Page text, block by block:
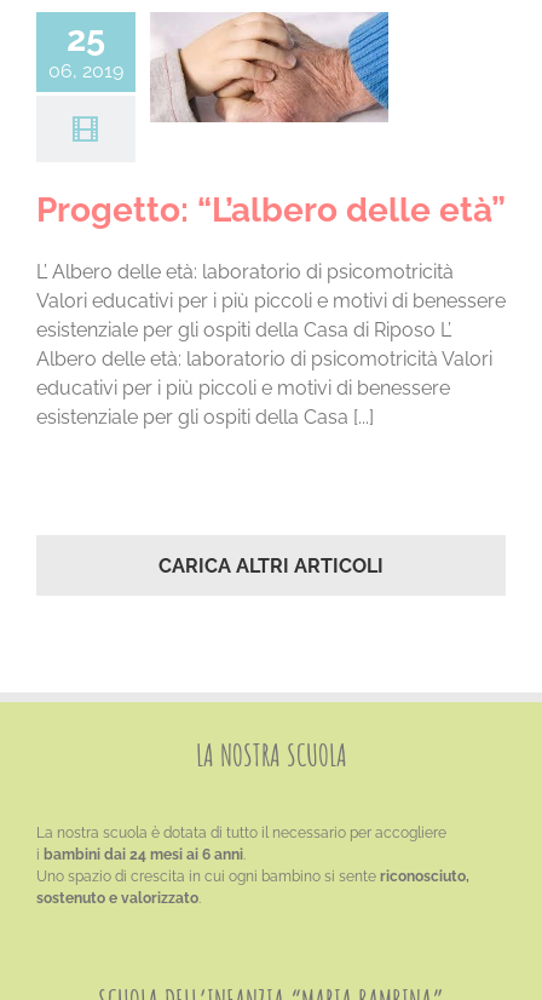
25
06, 2019
“L’albero
età”
categoria
Progetto: “L’albero delle età”
L’ Albero delle età: laboratorio di psicomotricità
Valori educativi per i più piccoli e motivi di benessere
esistenziale per gli ospiti della Casa di Riposo L’
Albero delle età: laboratorio di psicomotricità Valori
educativi per i più piccoli e motivi di benessere
esistenziale per gli ospiti della Casa [...]
CARICA ALTRI ARTICOLI
LA NOSTRA SCUOLA
La nostra scuola è dotata di tutto il necessario per accogliere
i bambini dai 24 mesi ai 6 anni.
Uno spazio di crescita in cui ogni bambino si sente riconosciuto,
sostenuto e valorizzato.